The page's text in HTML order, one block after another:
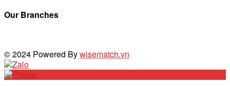
Our Branches
© 2024 Powered Bywisematch.vn